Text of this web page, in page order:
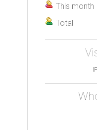
This month
Total